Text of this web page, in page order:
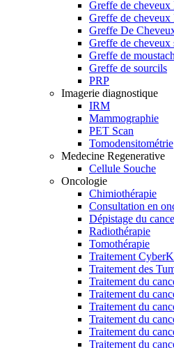
Greffe de
Greffe de cheveux
Greffe De
Greffe de cheveux
Greffe de
Greffe de sourcils
PRP
Imagerie diagnostique
IRM
Mammographie
PET Scan
Tomodensitométrie
Medecine Regenerative
Cellule Souche
Oncologie
Chimiothérapie
Consultation en
Dépistage du
Radiothérapie
Tomothérapie
Traitement
Traitement des
Traitement du
Traitement du
Traitement du
Traitement du
Traitement du
Traitement du